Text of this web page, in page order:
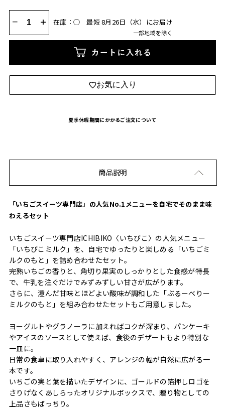
− + 在庫：◯ 最短 8月26日（水）にお届け
一部地域を除く
カートに入れる
お気に入り
夏季休暇期間にかかるご注文について
商品説明
「いちごスイーツ専門店」の人気No.1メニューを自宅でそのまま味
わえるセット
いちごスイーツ専門店ICHIBIKO〈いちびこ〉の人気メニュー
「いちびこミルク」を、自宅でゆったりと楽しめる「いちごミ
ルクのもと」を詰め合わせたセット。
完熟いちごの香りと、角切り果実のしっかりとした食感が特長
で、牛乳を注ぐだけでみずみずしい甘さが広がります。
さらに、澄んだ甘味とほどよい酸味が調和した「ぶるーべりー
ミルクのもと」を組み合わせたセットもご用意しました。
ヨーグルトやグラノーラに加えればコクが深まり、パンケーキ
やアイスのソースとして使えば、食後のデザートもより特別な
一皿に。
日常の食卓に取り入れやすく、アレンジの幅が自然に広がる一
本です。
いちごの実と葉を描いたデザインに、ゴールドの箔押しロゴを
さりげなくあしらったオリジナルボックスで、贈り物としての
上品さもばっちり。